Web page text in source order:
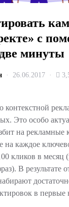
с
минуты
26.06.2017
контекстной
Это особо
на рекламные
на каждое
кликов в месяц
В результате
в первые